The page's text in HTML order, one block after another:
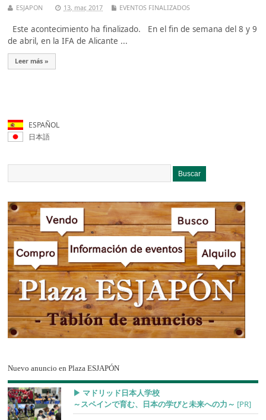
ESJAPON 13, mar, 2017 EVENTOS FINALIZADOS
Este acontecimiento ha finalizado. En el fin de semana del 8 y 9
de abril, en la IFA de Alicante ...
Leer más »
ESPAÑOL
日本語
Nuevo anuncio en Plaza ESJAPÓN
▶︎ マドリッド日本人学校
～スペインで育む、日本の学びと未来への力～ [PR]